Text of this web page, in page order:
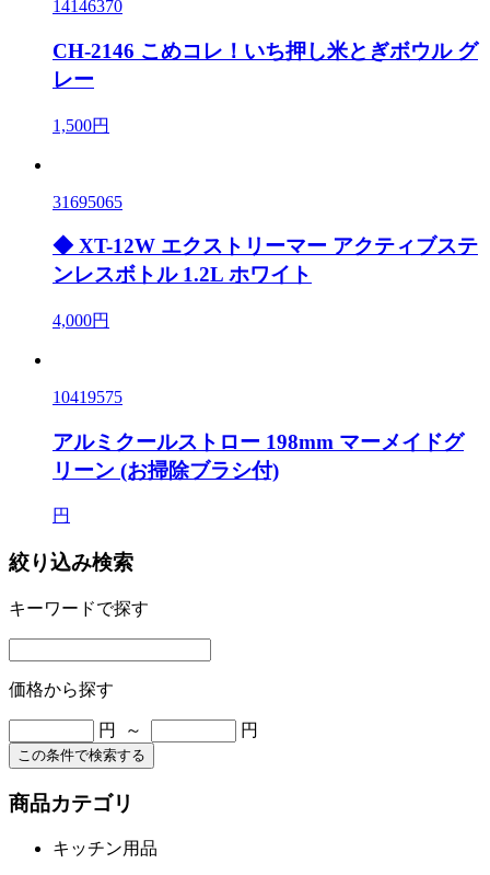
14146370
CH-2146 こめコレ！いち押し米とぎボウル グ
レー
1,500円
31695065
◆ XT-12W エクストリーマー アクティブステ
ンレスボトル 1.2L ホワイト
4,000円
10419575
アルミクールストロー 198mm マーメイドグ
リーン (お掃除ブラシ付)
円
絞り込み検索
キーワードで探す
価格から探す
円 ～ 円
この条件で検索する
商品カテゴリ
キッチン用品